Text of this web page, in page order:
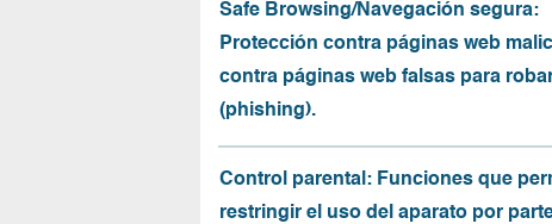
Safe Browsing/Navegación segura:
Protección contra páginas web
contra páginas web falsas para
(phishing).
Control parental: Funciones que
restringir el uso del aparato por